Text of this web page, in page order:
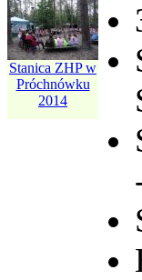
Trofea Jurka
SP3-1058
Stanica ZHP w
Próchnówku
2014